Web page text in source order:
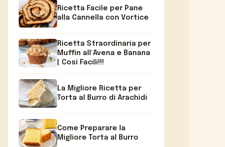
Ricetta Facile per Pane
alla Cannella con Vortice
Ricetta Straordinaria per
Muffin all’Avena e Banana
| Così Facili!!!
La Migliore Ricetta per
Torta al Burro di Arachidi
Come Preparare la
Migliore Torta al Burro